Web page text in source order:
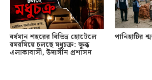
বর্ধমান শহরের বিভিন্ন হোটেলে
রমরমিয়ে চলছে মধুচক্র: ক্ষুব্ধ
এলাকাবাসী, উদাসীন প্রশাসন
পানিহাটির